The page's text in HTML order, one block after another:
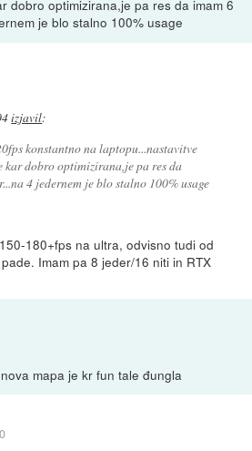
dobro optimizirana,je pa res da imam 6
je blo stalno 100% usage
izjavil:
konstantno na laptopu...nastavitve
kar dobro optimizirana,je pa res da
4 jedernem je blo stalno 100% usage
180+fps na ultra, odvisno tudi od
Imam pa 8 jeder/16 niti in RTX
mapa je kr fun tale đungla